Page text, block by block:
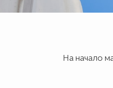
На начало